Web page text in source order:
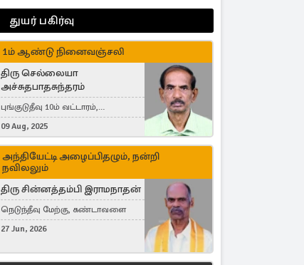
துயர் பகிர்வு
1ம் ஆண்டு நினைவஞ்சலி
திரு செல்லையா
அச்சுதபாதசுந்தரம்
புங்குடுதீவு 10ம் வட்டாரம்,
கொள்ளுப்பிட்டி
09 Aug, 2025
அந்தியேட்டி அழைப்பிதழும், நன்றி
நவிலலும்
திரு சின்னத்தம்பி இராமநாதன்
நெடுந்தீவு மேற்கு, கண்டாவளை
27 Jun, 2026